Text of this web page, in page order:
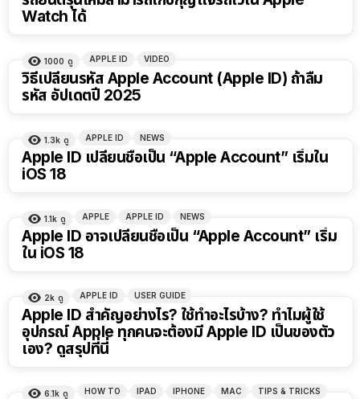
Watch ได้
1000 ดู APPLE ID VIDEO
วิธีเปลี่ยนรหัส Apple Account (Apple ID) ถ้าลืม
รหัส อัปเดตปี 2025
1.3k ดู APPLE ID NEWS
Apple ID เปลี่ยนชื่อเป็น “Apple Account” เริ่มใน
iOS 18
1.1k ดู APPLE APPLE ID NEWS
Apple ID อาจเปลี่ยนชื่อเป็น​ “Apple Account” เริ่ม
ใน iOS 18
2k ดู APPLE ID USER GUIDE
Apple ID สำคัญอย่างไร? ใช้ทำอะไรบ้าง? ทำไมผู้ใช้
อุปกรณ์ Apple ทุกคนจะต้องมี Apple ID เป็นของตัว
เอง? ดูสรุปที่นี่
6.1k ดู HOW TO IPAD IPHONE MAC TIPS & TRICKS